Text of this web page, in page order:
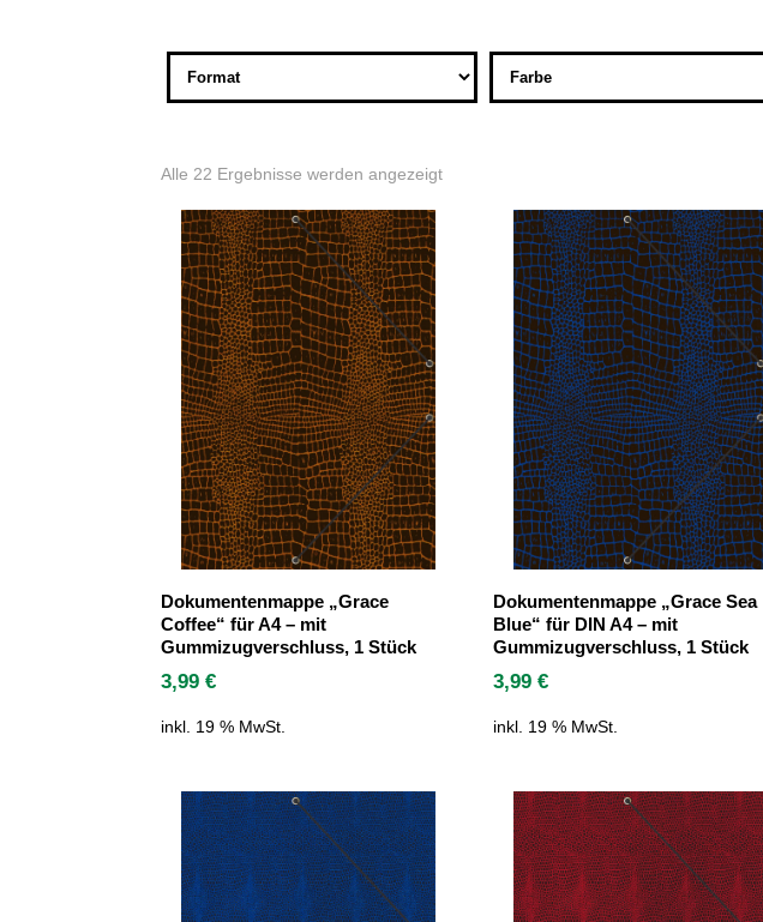
Alle 22 Ergebnisse werden angezeigt
Dokumentenmappe „Grace
Coffee“ für A4 – mit
Gummizugverschluss, 1 Stück
3,99€
inkl. 19 % MwSt.
Dokumentenmappe „Grace Sea
Blue“ für DIN A4 – mit
Gummizugverschluss, 1 Stück
3,99€
inkl. 19 % MwSt.